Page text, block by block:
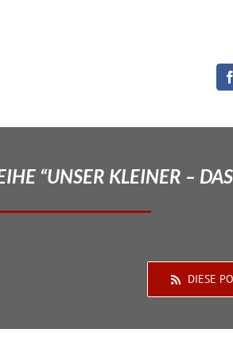
“UNSER KLEINER –
DIESE